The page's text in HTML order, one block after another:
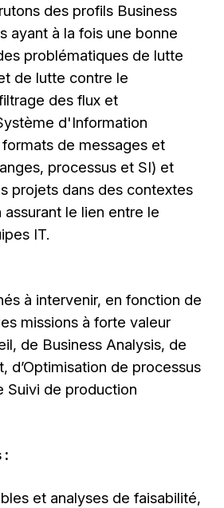
des profils Business
ayant à la fois une bonne
problématiques de lutte
de lutte contre le
des flux et
d'Information
de messages et
processus et SI) et
projets dans des contextes
assurant le lien entre le
IT.
à intervenir, en fonction de
missions à forte valeur
de Business Analysis, de
d’Optimisation de processus
Suivi de production
:
et analyses de faisabilité,